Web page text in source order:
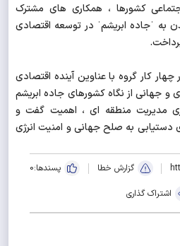
کشورها ، همکاری های مشترک
به ˈجاده ابریشمˈ در توسعه اقتصادی
کار گروه با عناوین آینده اقتصادی
و جهانی از نگاه کشورهای جاده ابریشم
مدیریت منطقه ای ، اهمیت گفت و
دستیابی به صلح جهانی و امنیت انرژی
گزارش خطا پسندها:0
اشتراک گذاری